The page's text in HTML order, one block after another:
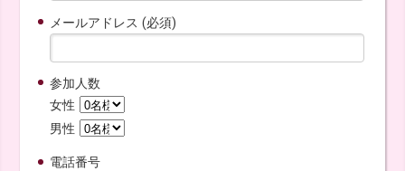
メールアドレス (必須)
参加人数
女性
男性
電話番号